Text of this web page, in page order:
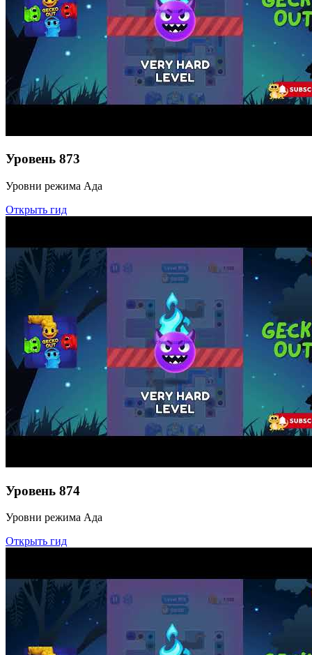
Уровень 873
Уровни режима Ада
Открыть гид
Уровень 874
Уровни режима Ада
Открыть гид